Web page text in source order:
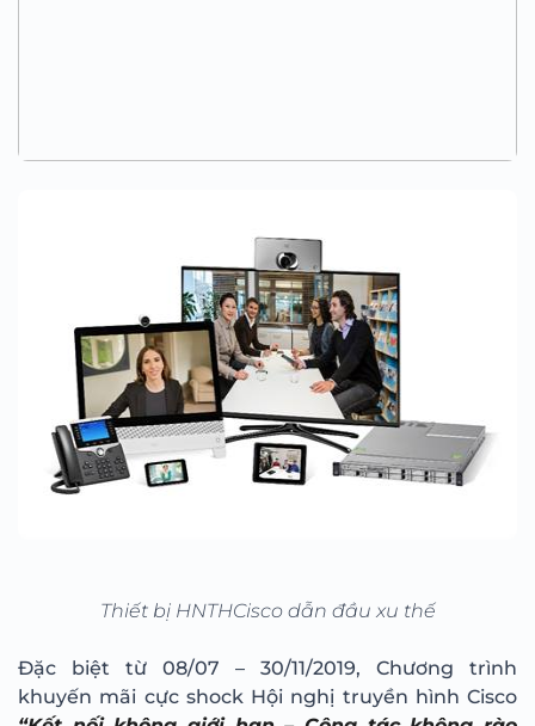
Thiết bị HNTHCisco dẫn đầu xu thế
Đặc biệt từ 08/07 – 30/11/2019, Chương trình
khuyến mãi cực shock Hội nghị truyền hình Cisco